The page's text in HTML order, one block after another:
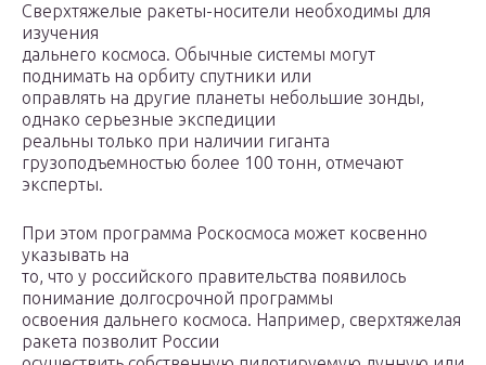
Сверхтяжелые ракеты-носители необходимы для
изучения
дальнего космоса. Обычные системы могут
поднимать на орбиту спутники или
оправлять на другие планеты небольшие зонды,
однако серьезные экспедиции
реальны только при наличии гиганта
грузоподъемностью более 100 тонн, отмечают
эксперты.
При этом программа Роскосмоса может косвенно
указывать на
то, что у российского правительства появилось
понимание долгосрочной программы
освоения дальнего космоса. Например, сверхтяжелая
ракета позволит России